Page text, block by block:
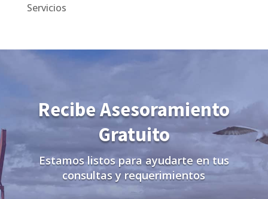
Servicios
Recibe Asesoramiento
Gratuito
Estamos listos para ayudarte en tus
consultas y requerimientos